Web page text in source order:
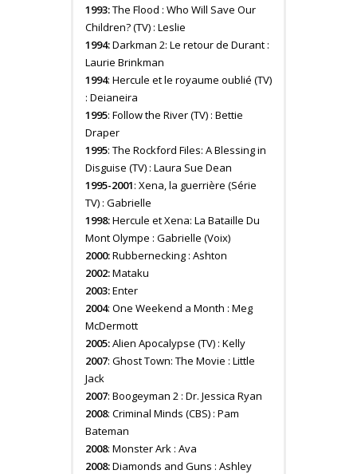
1993:The Flood : Who Will Save Our
Children? (TV) : Leslie
1994:Darkman 2: Le retour de Durant :
Laurie Brinkman
1994: Hercule et le royaume oublié (TV)
: Deianeira
1995: Follow the River (TV) : Bettie
Draper
1995: The Rockford Files: A Blessing in
Disguise (TV) : Laura Sue Dean
1995-2001: Xena, la guerrière (Série
TV) : Gabrielle
1998:Hercule et Xena: La Bataille Du
Mont Olympe : Gabrielle (Voix)
2000:Rubbernecking : Ashton
2002:Mataku
2003:Enter
2004: One Weekend a Month : Meg
McDermott
2005:Alien Apocalypse (TV) : Kelly
2007: Ghost Town: The Movie : Little
Jack
2007: Boogeyman 2 : Dr. Jessica Ryan
2008: Criminal Minds (CBS) : Pam
Bateman
2008: Monster Ark : Ava
2008:Diamonds and Guns : Ashley